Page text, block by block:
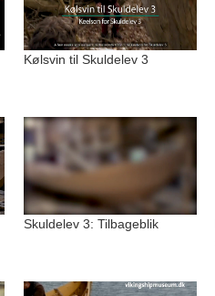
Kølsvin til Skuldelev 3
Skuldelev 3: Tilbageblik